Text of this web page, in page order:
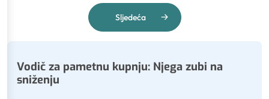
Sljedeća
Vodič za pametnu kupnju: Njega zubi na
sniženju